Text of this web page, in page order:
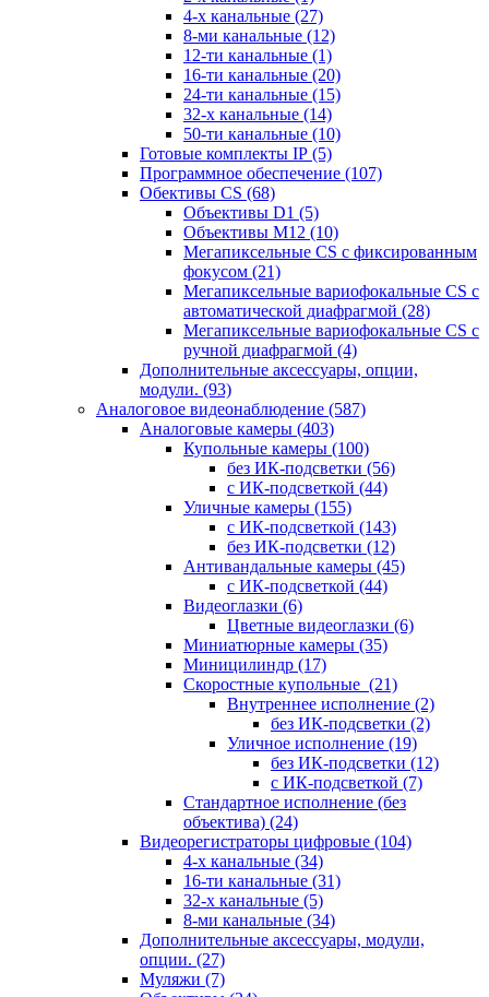
4-х канальные (27)
8-ми канальные (12)
12-ти канальные (1)
16-ти канальные (20)
24-ти канальные (15)
32-х канальные (14)
50-ти канальные (10)
Готовые комплекты IP (5)
Программное обеспечение (107)
Обективы CS (68)
Объективы D1 (5)
Объективы M12 (10)
Мегапиксельные CS c фиксированным
фокусом (21)
Мегапиксельные вариофокальные CS c
автоматической диафрагмой (28)
Мегапиксельные вариофокальные CS c
ручной диафрагмой (4)
Дополнительные аксессуары, опции,
модули. (93)
Аналоговое видеонаблюдение (587)
Аналоговые камеры (403)
Купольные камеры (100)
без ИК-подсветки (56)
с ИК-подсветкой (44)
Уличные камеры (155)
с ИК-подсветкой (143)
без ИК-подсветки (12)
Антивандальные камеры (45)
с ИК-подсветкой (44)
Видеоглазки (6)
Цветные видеоглазки (6)
Миниатюрные камеры (35)
Миницилиндр (17)
Скоростные купольные (21)
Внутреннее исполнение (2)
без ИК-подсветки (2)
Уличное исполнение (19)
без ИК-подсветки (12)
с ИК-подсветкой (7)
Стандартное исполнение (без
объектива) (24)
Видеорегистраторы цифровые (104)
4-х канальные (34)
16-ти канальные (31)
32-х канальные (5)
8-ми канальные (34)
Дополнительные аксессуары, модули,
опции. (27)
Муляжи (7)